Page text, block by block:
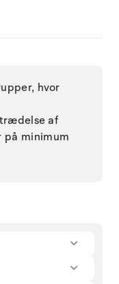
hvor
af
minimum